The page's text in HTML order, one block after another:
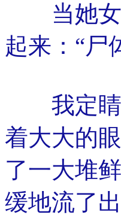
当她女
起来：“尸
我定睛
着大大的
了一大堆
缓地流了出